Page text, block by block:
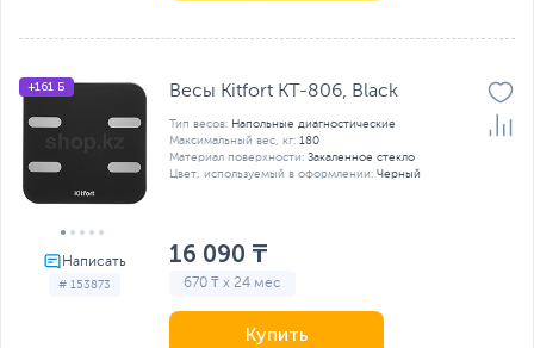
# 153873
+161 Б Весы Kitfort KT-806, Black
Тип весов: Напольные диагностические
Максимальный вес, кг: 180
Материал поверхности: Закаленное стекло
Цвет, используемый в оформлении: Черный
16 090 ₸
670 ₸ x 24 мес
Купить